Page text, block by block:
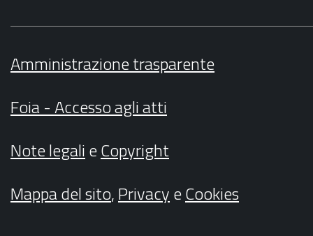
Amministrazione trasparente
Foia - Accesso agli atti
Note legalieCopyright
Mappa del sito,PrivacyeCookies